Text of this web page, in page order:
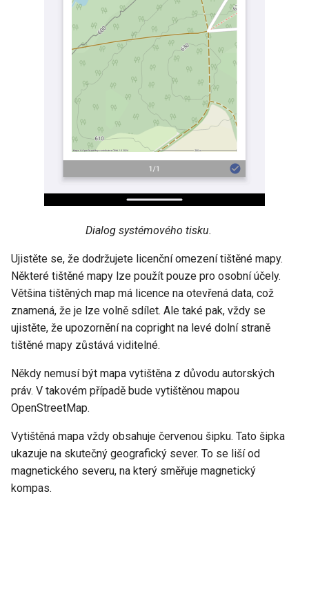
Dialog systémového tisku.
Ujistěte se, že dodržujete licenční omezení tištěné mapy.
Některé tištěné mapy lze použít pouze pro osobní účely.
Většina tištěných map má licence na otevřená data, což
znamená, že je lze volně sdílet. Ale také pak, vždy se
ujistěte, že upozornění na copright na levé dolní straně
tištěné mapy zůstává viditelné.
Někdy nemusí být mapa vytištěna z důvodu autorských
práv. V takovém případě bude vytištěnou mapou
OpenStreetMap.
Vytištěná mapa vždy obsahuje červenou šipku. Tato šipka
ukazuje na skutečný geografický sever. To se liší od
magnetického severu, na který směřuje magnetický
kompas.